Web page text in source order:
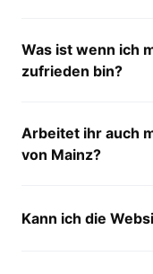
Was ist wenn ich
zufrieden bin?
Arbeitet ihr auch
von Mainz?
Kann ich die